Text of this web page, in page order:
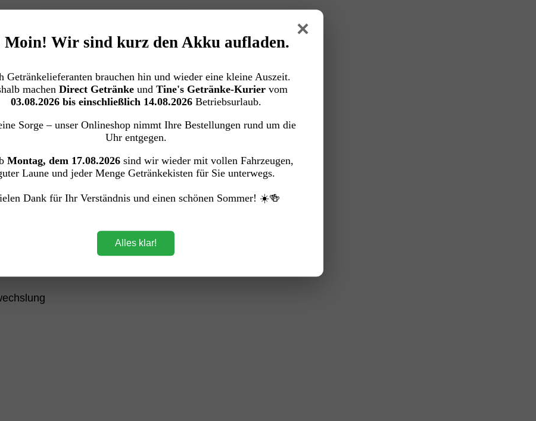
–damit du dich voll auf deine Veranstaltung konzentrieren kannst.
Sortiment bist du jederzeit bestens versorgt.
Kundentermine –
und einen professionellen Eindruck.
ist.
×
Wir sind kurz den Akku aufladen.
Getränkelieferanten brauchen hin und wieder eine kleine Auszeit.
machen Direct Getränkeund Tine's Getränke-Kuriervom
03.08.2026 bis einschließlich 14.08.2026Betriebsurlaub.
Sorge – unser Onlineshop nimmt Ihre Bestellungen rund um die
Uhr entgegen.
Montag, dem 17.08.2026 sind wir wieder mit vollen Fahrzeugen,
Laune und jeder Menge Getränkekisten für Sie unterwegs.
Dank für Ihr Verständnis und einen schönen Sommer! ☀️🍻
Alles klar!